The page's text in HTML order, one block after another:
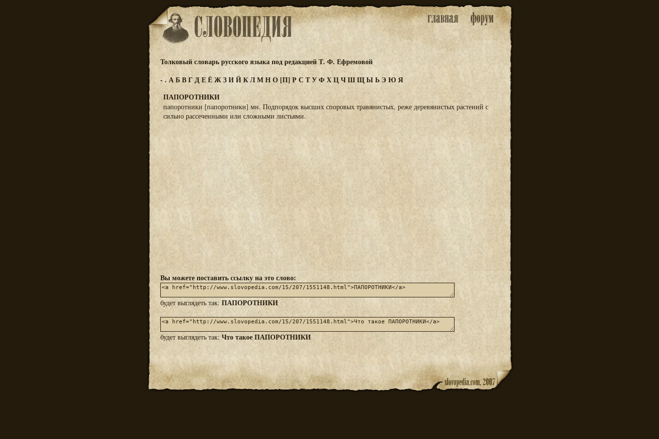
Толковый словарь русского языка под редакцией Т. Ф. Ефремовой
-. АБВГДЕЁЖЗИЙКЛМНО [П] Р С ТУФХЦЧШЩЫЬ Э Ю Я
ПАПОРОТНИКИ
папоротники [папоротники] мн. Подпорядок высших споровых травянистых, реже деревянистых растений с
сильно рассеченными или сложными листьями.
Вы можете поставить ссылку на это слово:
будет выглядеть так: ПАПОРОТНИКИ
будет выглядеть так:Что такое ПАПОРОТНИКИ